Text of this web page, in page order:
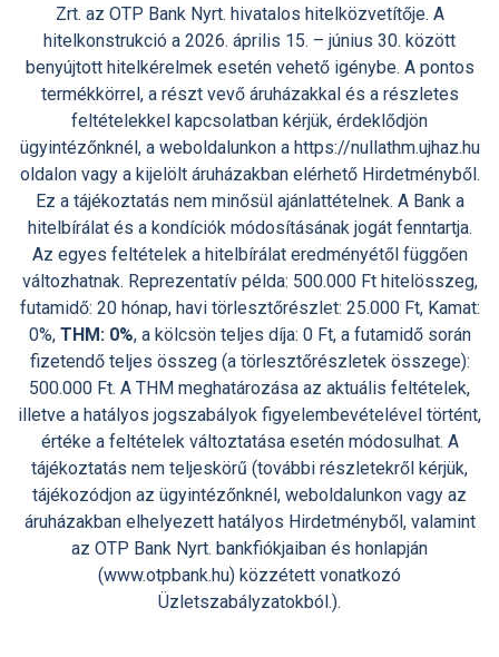
Zrt. az OTP Bank Nyrt. hivatalos hitelközvetítője. A
hitelkonstrukció a 2026. április 15. – június 30. között
benyújtott hitelkérelmek esetén vehető igénybe. A pontos
termékkörrel, a részt vevő áruházakkal és a részletes
feltételekkel kapcsolatban kérjük, érdeklődjön
ügyintézőnknél, a weboldalunkon a https://nullathm.ujhaz.hu
oldalon vagy a kijelölt áruházakban elérhető Hirdetményből.
Ez a tájékoztatás nem minősül ajánlattételnek. A Bank a
hitelbírálat és a kondíciók módosításának jogát fenntartja.
Az egyes feltételek a hitelbírálat eredményétől függően
változhatnak. Reprezentatív példa: 500.000 Ft hitelösszeg,
futamidő: 20 hónap, havi törlesztőrészlet: 25.000 Ft, Kamat:
0%, THM: 0%, a kölcsön teljes díja: 0 Ft, a futamidő során
fizetendő teljes összeg (a törlesztőrészletek összege):
500.000 Ft. A THM meghatározása az aktuális feltételek,
illetve a hatályos jogszabályok figyelembevételével történt,
értéke a feltételek változtatása esetén módosulhat. A
tájékoztatás nem teljeskörű (további részletekről kérjük,
tájékozódjon az ügyintézőnknél, weboldalunkon vagy az
áruházakban elhelyezett hatályos Hirdetményből, valamint
az OTP Bank Nyrt. bankfiókjaiban és honlapján
(www.otpbank.hu) közzétett vonatkozó
Üzletszabályzatokból.).